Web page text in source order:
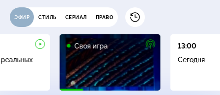
ЭФИР СТИЛЬ СЕРИАЛ ПРАВО
Своя игра
0+
13:00
Сегодня